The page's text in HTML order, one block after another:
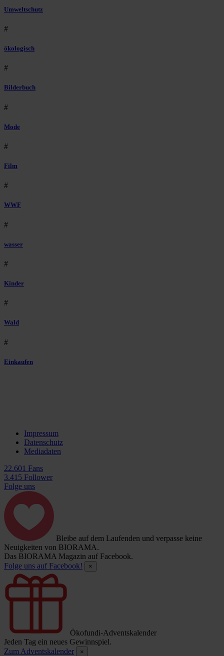
Umweltschutz
#
ökologisch
#
Bilderbuch
#
Mode
#
Film
#
WWF
#
wasser
#
Kinder
#
Wald
#
Einkaufen
Impressum
Datenschutz
Mediadaten
22.601 Fans
3.415 Follower
Folge uns
Bleibe auf dem Laufenden und verpasse keine
Neuigkeiten von BIORAMA.
Das BIORAMA Magazin auf Facebook.
Folge uns auf Facebook!
×
Ökofundi-Adventskalender
Jeden Tag ein neues Gewinnspiel.
Zum Adventskalender
×